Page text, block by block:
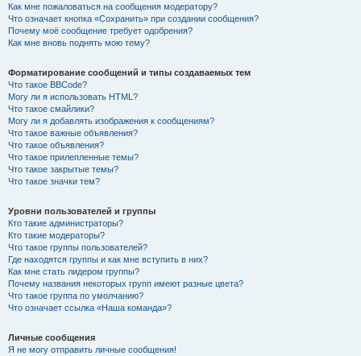
Как мне пожаловаться на сообщения модератору?
Что означает кнопка «Сохранить» при создании сообщения?
Почему моё сообщение требует одобрения?
Как мне вновь поднять мою тему?
Форматирование сообщений и типы создаваемых тем
Что такое BBCode?
Могу ли я использовать HTML?
Что такое смайлики?
Могу ли я добавлять изображения к сообщениям?
Что такое важные объявления?
Что такое объявления?
Что такое прилепленные темы?
Что такое закрытые темы?
Что такое значки тем?
Уровни пользователей и группы
Кто такие администраторы?
Кто такие модераторы?
Что такое группы пользователей?
Где находятся группы и как мне вступить в них?
Как мне стать лидером группы?
Почему названия некоторых групп имеют разные цвета?
Что такое группа по умолчанию?
Что означает ссылка «Наша команда»?
Личные сообщения
Я не могу отправить личные сообщения!